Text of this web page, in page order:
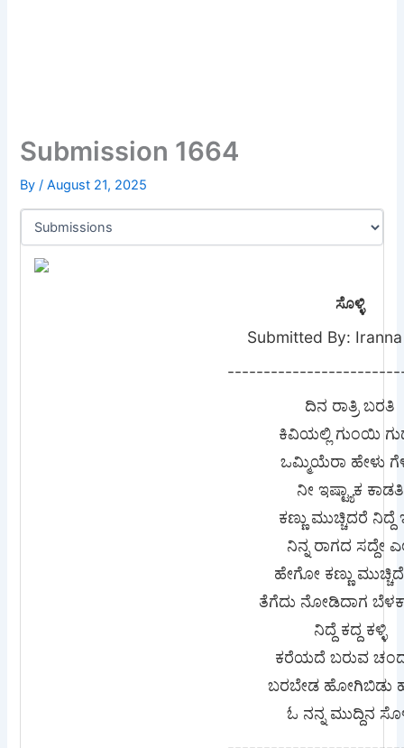
Submission 1664
By/August 21, 2025
ಸೊಳ್ಳಿ
Submitted By:
ದಿನ ರಾತ್ರಿ ಬರತಿ
ಕಿವಿಯಲ್ಲಿ ಗುಂಯಿ
ಒಮ್ಮಿಯೆರಾ ಹೇಳು
ನೀ ಇಷ್ಟ್ಯಾಕ ಕಾಡತಿ
ಕಣ್ಣು ಮುಚ್ಚಿದರೆ ನಿದ್ದೆ
ನಿನ್ನ ರಾಗದ ಸದ್ದೇ
ಹೇಗೋ ಕಣ್ಣು
ತೆಗೆದು ನೋಡಿದಾಗ
ನಿದ್ದೆ ಕದ್ದ ಕಳ್ಳಿ
ಕರೆಯದೆ ಬರುವ
ಬರಬೇಡ ಹೋಗಿಬಿಡು
ಓ ನನ್ನ ಮುದ್ದಿನ